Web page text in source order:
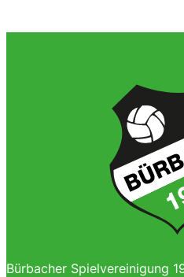
Bürbacher Spielvereinigung